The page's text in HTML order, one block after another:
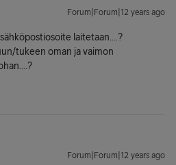
Forum|Forum|12 years ago
laitetaan....?
tukeen oman ja vaimon
Forum|Forum|12 years ago